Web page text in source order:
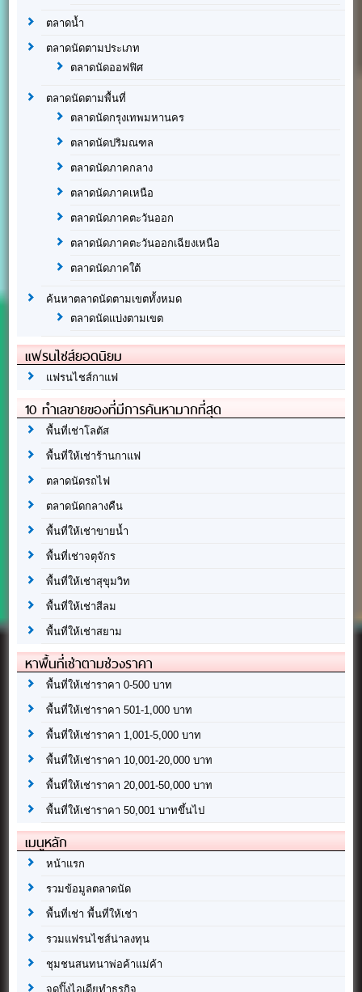
ตลาดน้ำ
ตลาดนัดตามประเภท
ตลาดนัดออฟฟิศ
ตลาดนัดตามพื้นที่
ตลาดนัดกรุงเทพมหานคร
ตลาดนัดปริมณฑล
ตลาดนัดภาคกลาง
ตลาดนัดภาคเหนือ
ตลาดนัดภาคตะวันออก
ตลาดนัดภาคตะวันออกเฉียงเหนือ
ตลาดนัดภาคใต้
ค้นหาตลาดนัดตามเขตทั้งหมด
ตลาดนัดแบ่งตามเขต
แฟรนไชส์ยอดนิยม
แฟรนไชส์กาแฟ
10 ทำเลขายของที่มีการค้นหามากที่สุด
พื้นที่เช่าโลตัส
พื้นที่ให้เช่าร้านกาแฟ
ตลาดนัดรถไฟ
ตลาดนัดกลางคืน
พื้นที่ให้เช่าขายน้ำ
พื้นที่เช่าจตุจักร
พื้นที่ให้เช่าสุขุมวิท
พื้นที่ให้เช่าสีลม
พื้นที่ให้เช่าสยาม
หาพื้นที่เช่าตามช่วงราคา
พื้นที่ให้เช่าราคา 0-500 บาท
พื้นที่ให้เช่าราคา 501-1,000 บาท
พื้นที่ให้เช่าราคา 1,001-5,000 บาท
พื้นที่ให้เช่าราคา 10,001-20,000 บาท
พื้นที่ให้เช่าราคา 20,001-50,000 บาท
พื้นที่ให้เช่าราคา 50,001 บาทขึ้นไป
เมนูหลัก
หน้าแรก
รวมข้อมูลตลาดนัด
พื้นที่เช่า พื้นที่ให้เช่า
รวมแฟรนไชส์น่าลงทุน
ชุมชนสนทนาพ่อค้าแม่ค้า
จุดปิ๊งไอเดียทำธุรกิจ